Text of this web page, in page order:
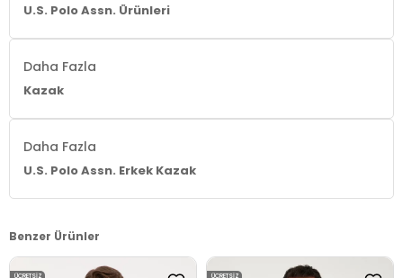
U.S. Polo Assn. Ürünleri
Daha Fazla
Kazak
Daha Fazla
U.S. Polo Assn. Erkek Kazak
Benzer Ürünler
ÜCRETSIZ
ÜCRETSIZ